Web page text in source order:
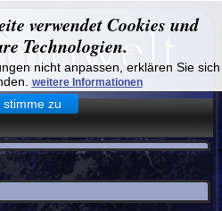
verwendet Cookies und
Technologien.
nicht anpassen, erklären Sie sich
weitere Informationen
stimme zu